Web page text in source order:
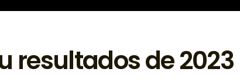
resultados de 2023